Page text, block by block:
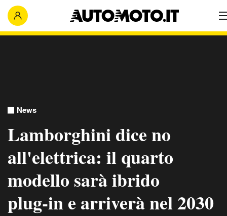
News
Lamborghini dice no
all'elettrica: il quarto
modello sarà ibrido
plug‑in e arriverà nel 2030